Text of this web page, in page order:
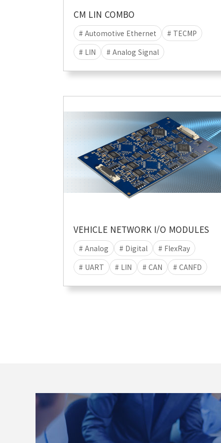
CM LIN COMBO
# Automotive Ethernet
# TECMP
# LIN
# Analog Signal
VEHICLE NETWORK I/O MODULES
# Analog # Digital
# FlexRay
# UART
# LIN # CAN
# CANFD
# I/O
# MIC # RS232